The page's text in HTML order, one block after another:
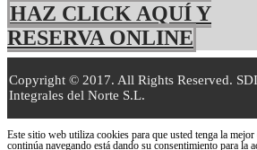
HAZ CLICK AQUÍ Y
RESERVA ONLINE
Copyright © 2017. All Rights Reserved.
Integrales del Norte S.L.
Este sitio web utiliza cookies para que usted tenga la
continúa navegando está dando su consentimiento para la